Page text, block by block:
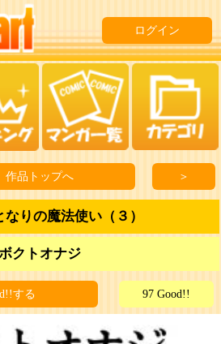
ログイン
作品トップへ ＞
りの魔法使い（３）
クトオナジ
する 97 Good!!